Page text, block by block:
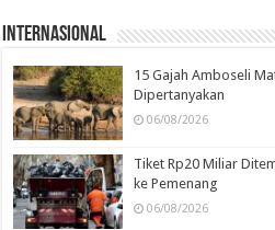
Internasional
15 Gajah Amboseli
Dipertanyakan
06/08/2026
Tiket Rp20 Miliar
ke Pemenang
06/08/2026